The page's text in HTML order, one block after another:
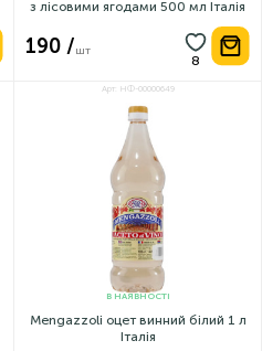
з лісовими ягодами 500 мл Італія
190 /шт
Арт: НФ-00000649
В НАЯВНОСТІ
Mengazzoli оцет винний білий 1 л
Італія